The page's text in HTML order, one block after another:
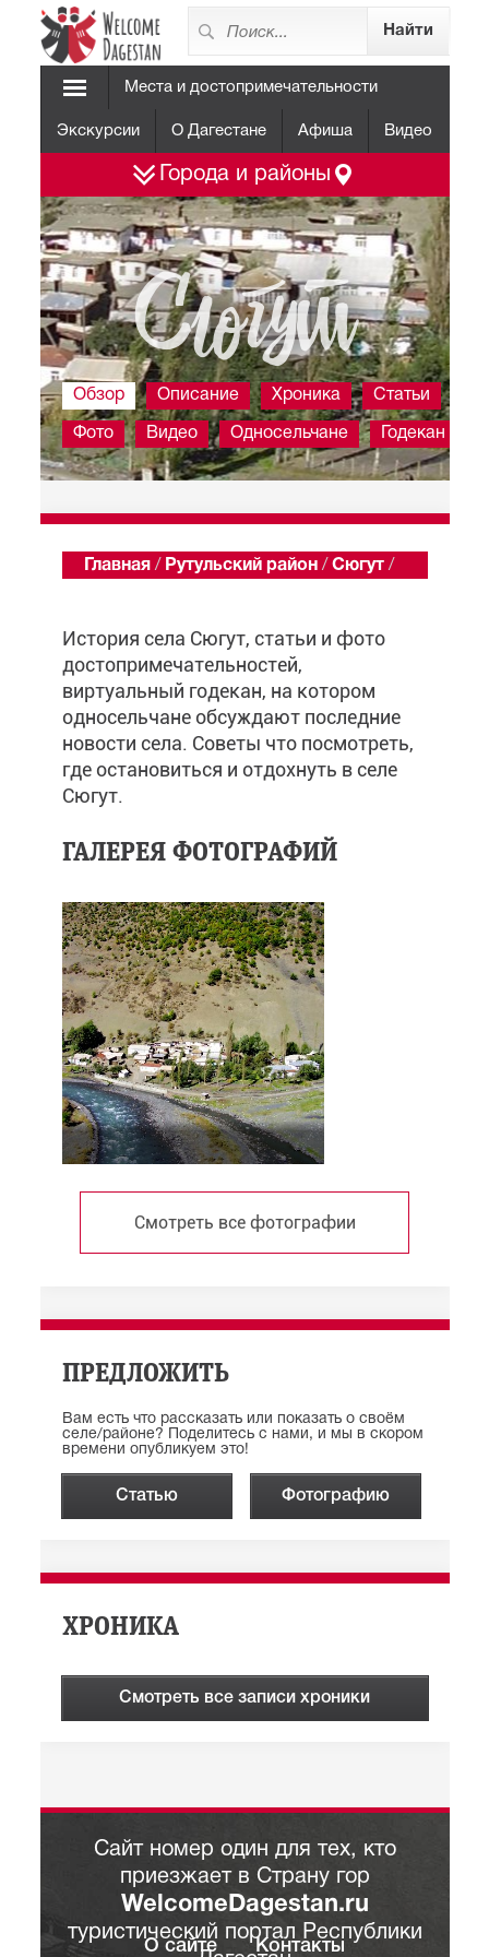
Места и достопримечательности
Экскурсии О Дагестане Афиша Видео
Города и районы
Сюгут
Обзор Описание Хроника Статьи
Фото Видео Односельчане Годекан
Главная / Рутульский район / Сюгут /
История села Сюгут, статьи и фото
достопримечательностей,
виртуальный годекан, на котором
односельчане обсуждают последние
новости села. Советы что посмотреть,
где остановиться и отдохнуть в селе
Сюгут.
ГАЛЕРЕЯ ФОТОГРАФИЙ
Смотреть все фотографии
ПРЕДЛОЖИТЬ
Вам есть что рассказать или показать о своём
селе/районе? Поделитесь с нами, и мы в скором
времени опубликуем это!
Статью Фотографию
ХРОНИКА
Смотреть все записи хроники
Сайт номер один для тех, кто
приезжает в Страну гор
WelcomeDagestan.ru
туристический портал Республики
О сайте Контакты